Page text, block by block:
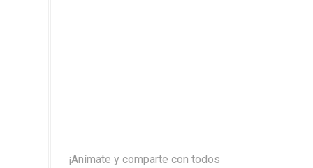
¡Anímate y comparte con todos